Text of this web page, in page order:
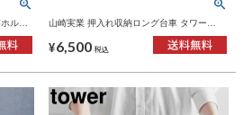
ルダ
山崎実業 押入れ収納ロング台車 タワー
¥6,500 税込